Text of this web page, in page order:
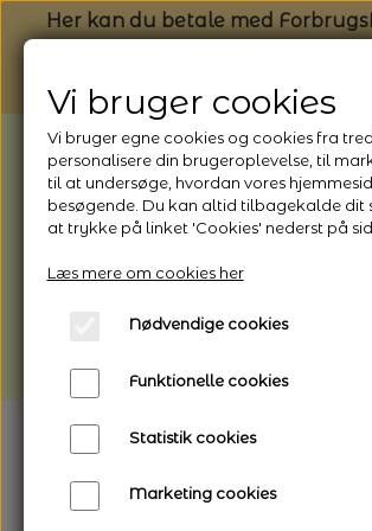
Her kan du betale med
BEMÆRK: Butikken har
1/8 - 9/8 - 2026
*Webshoppen er åben og
afhentning
Vi gør opmærksom på, at der
længere leveringstid
Vi bruger cookies
Vi bruger egne cookies og cookies fra
personalisere din brugeroplevelse, til
til at undersøge, hvordan vores
besøgende. Du kan altid tilbagekalde dit
at trykke på linket 'Cookies' nederst på
Læs mere om cookies her
Nødvendige cookies
Funktionelle cookies
Statistik cookies
Marketing cookies